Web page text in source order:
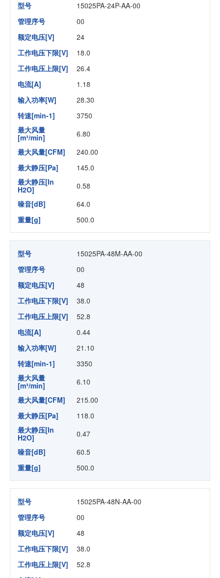
型号
15025PA-24P-AA-00
管理序号
00
额定电压[V]
24
工作电压下限[V]
18.0
工作电压上限[V]
26.4
电流[A]
1.18
输入功率[W]
28.30
转速[min-1]
3750
最大风量
[m³/min]
6.80
最大风量[CFM]
240.00
最大静压[Pa]
145.0
最大静压[In
H2O]
0.58
噪音[dB]
64.0
重量[g]
500.0
型号
15025PA-48M-AA-00
管理序号
00
额定电压[V]
48
工作电压下限[V]
38.0
工作电压上限[V]
52.8
电流[A]
0.44
输入功率[W]
21.10
转速[min-1]
3350
最大风量
[m³/min]
6.10
最大风量[CFM]
215.00
最大静压[Pa]
118.0
最大静压[In
H2O]
0.47
噪音[dB]
60.5
重量[g]
500.0
型号
15025PA-48N-AA-00
管理序号
00
额定电压[V]
48
工作电压下限[V]
38.0
工作电压上限[V]
52.8